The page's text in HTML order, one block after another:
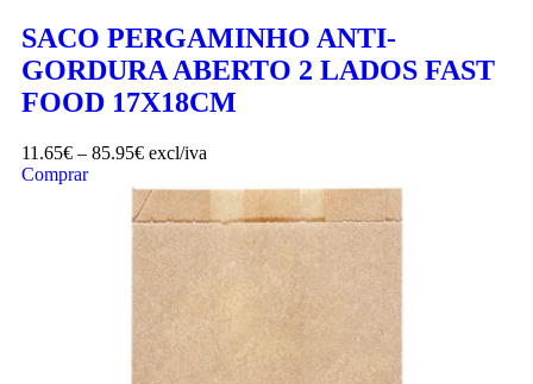
SACO PERGAMINHO ANTI-
GORDURA ABERTO 2 LADOS FAST
FOOD 17X18CM
11.65€ – 85.95€ excl/iva
Comprar